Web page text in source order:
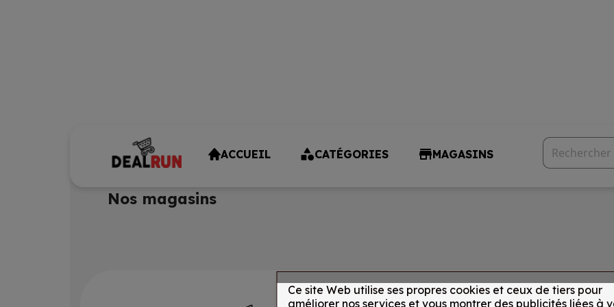
ACCUEIL CATÉGORIES MAGASINS
Nos magasins
Ce site Web utilise ses propres cookies et ceux de tiers pour
améliorer nos services et vous montrer des publicités liées à